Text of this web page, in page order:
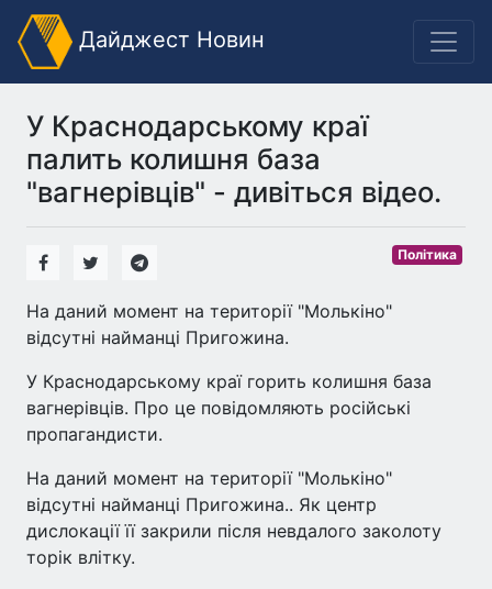
Дайджест Новин
У Краснодарському краї
палить колишня база
"вагнерівців" - дивіться відео.
Політика
На даний момент на території "Молькіно"
відсутні найманці Пригожина.
У Краснодарському краї горить колишня база
вагнерівців. Про це повідомляють російські
пропагандисти.
На даний момент на території "Молькіно"
відсутні найманці Пригожина.. Як центр
дислокації її закрили після невдалого заколоту
торік влітку.